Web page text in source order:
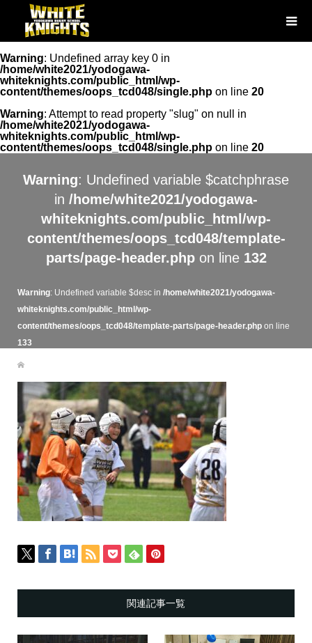
Warning: Undefined array key 0 in
/home/white2021/yodogawa-
whiteknights.com/public_html/wp-
content/themes/oops_tcd048/single.php on line 20
Warning: Attempt to read property "slug" on null in
/home/white2021/yodogawa-
whiteknights.com/public_html/wp-
content/themes/oops_tcd048/single.php on line 20
Warning: Undefined variable $catchphrase
in /home/white2021/yodogawa-
whiteknights.com/public_html/wp-
content/themes/oops_tcd048/template-
parts/page-header.phpon line 132
Warning: Undefined variable $desc in /home/white2021/yodogawa-
whiteknights.com/public_html/wp-
content/themes/oops_tcd048/template-parts/page-header.phpon line
133
関連記事一覧